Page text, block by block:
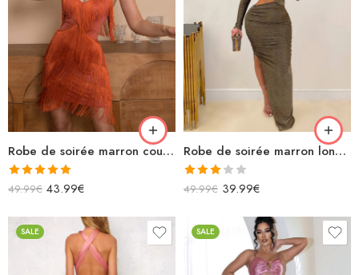
Robe de soirée marron courte avec franges bretelles spaghettis
Note5.00
49.99€ 43.99€
Robe de soirée marron longue avec découpes fendue paillettes
Note
49.99€ 39.99€
SALE SALE